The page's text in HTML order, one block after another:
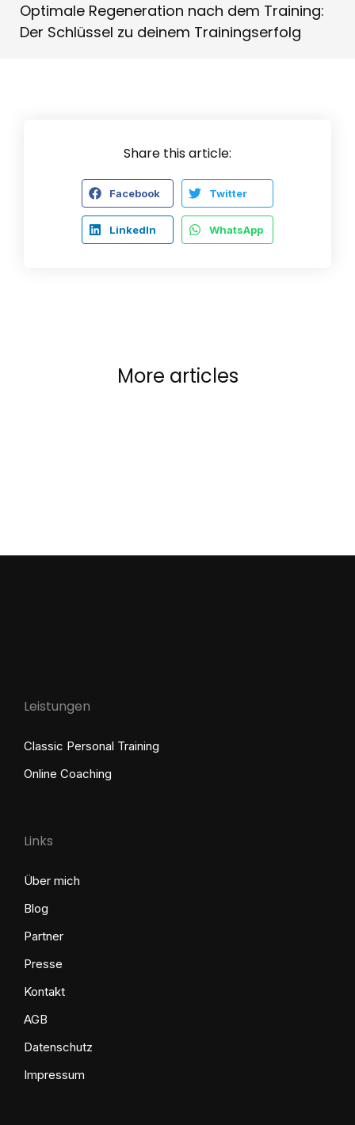
Optimale Regeneration nach dem Training:
Der Schlüssel zu deinem Trainingserfolg
Share this article:
Facebook Twitter
LinkedIn WhatsApp
More articles
Leistungen
Classic Personal Training
Online Coaching
Links
Über mich
Blog
Partner
Presse
Kontakt
AGB
Datenschutz
Impressum